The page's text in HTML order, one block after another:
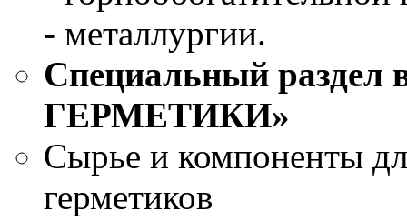
- металлургии.
Специальный
ГЕРМЕТИКИ»
Сырье и компоненты
герметиков